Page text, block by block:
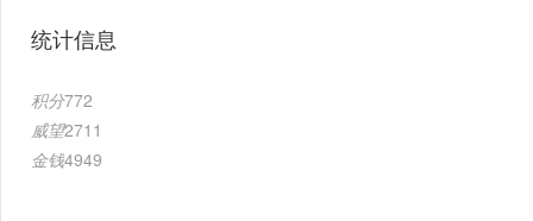
统计信息
积分772
威望2711
金钱4949